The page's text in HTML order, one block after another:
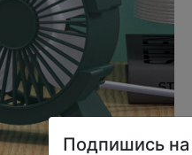
Подпишись на